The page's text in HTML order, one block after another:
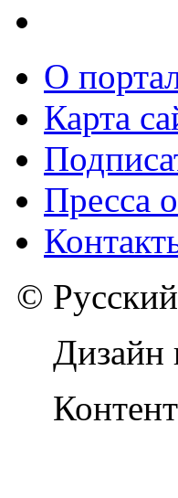
О
Карта
Пресса
©
Дизайн
Контент